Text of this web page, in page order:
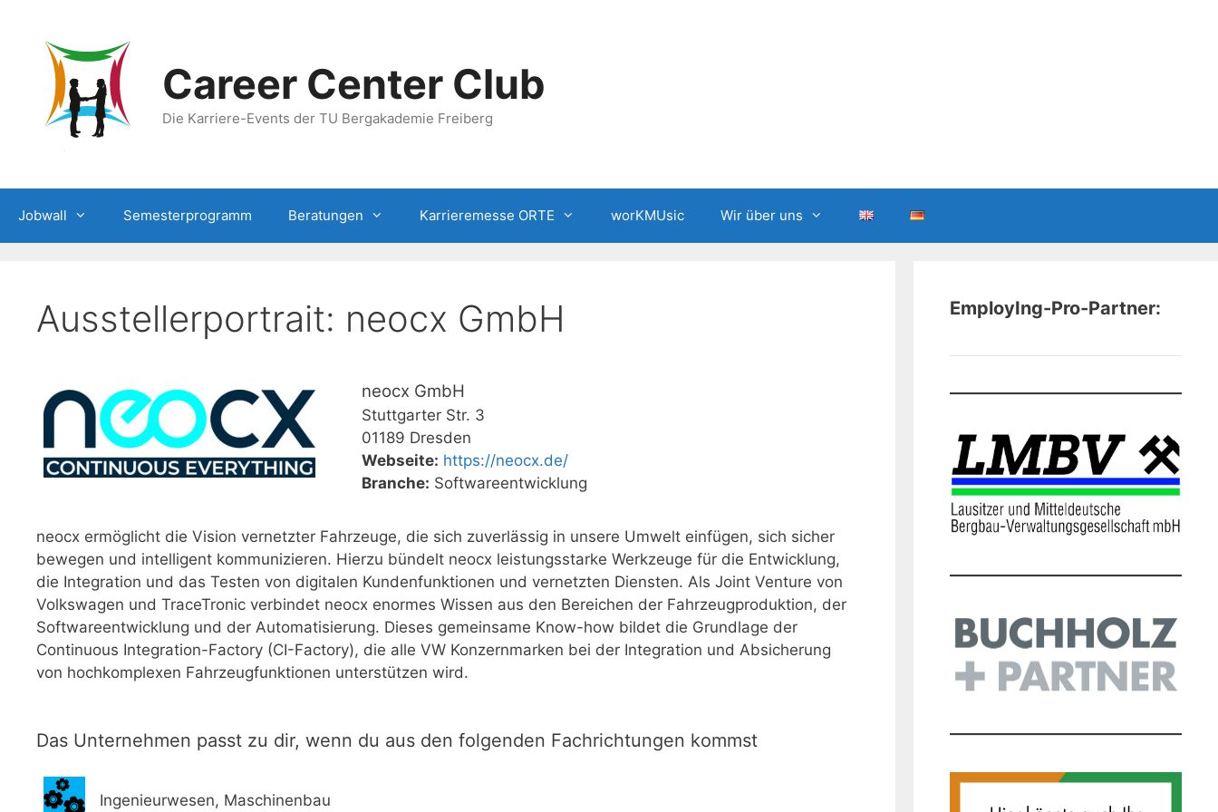
springen
Career Center Club
Die Karriere-Events der TU Bergakademie Freiberg
Jobwall Semesterprogramm Beratungen Karrieremesse ORTE worKMUsic Wir über uns
Ausstellerportrait: neocx GmbH
neocx GmbH
Stuttgarter Str. 3
01189 Dresden
Webseite: https://neocx.de/
Branche: Softwareentwicklung
neocx ermöglicht die Vision vernetzter Fahrzeuge, die sich zuverlässig in unsere Umwelt einfügen, sich sicher
bewegen und intelligent kommunizieren. Hierzu bündelt neocx leistungsstarke Werkzeuge für die Entwicklung,
die Integration und das Testen von digitalen Kundenfunktionen und vernetzten Diensten. Als Joint Venture von
Volkswagen und TraceTronic verbindet neocx enormes Wissen aus den Bereichen der Fahrzeugproduktion, der
Softwareentwicklung und der Automatisierung. Dieses gemeinsame Know-how bildet die Grundlage der
Continuous Integration-Factory (CI-Factory), die alle VW Konzernmarken bei der Integration und Absicherung
von hochkomplexen Fahrzeugfunktionen unterstützen wird.
Das Unternehmen passt zu dir, wenn du aus den folgenden Fachrichtungen kommst
Ingenieurwesen, Maschinenbau
EmployIng-Pro-Partner: